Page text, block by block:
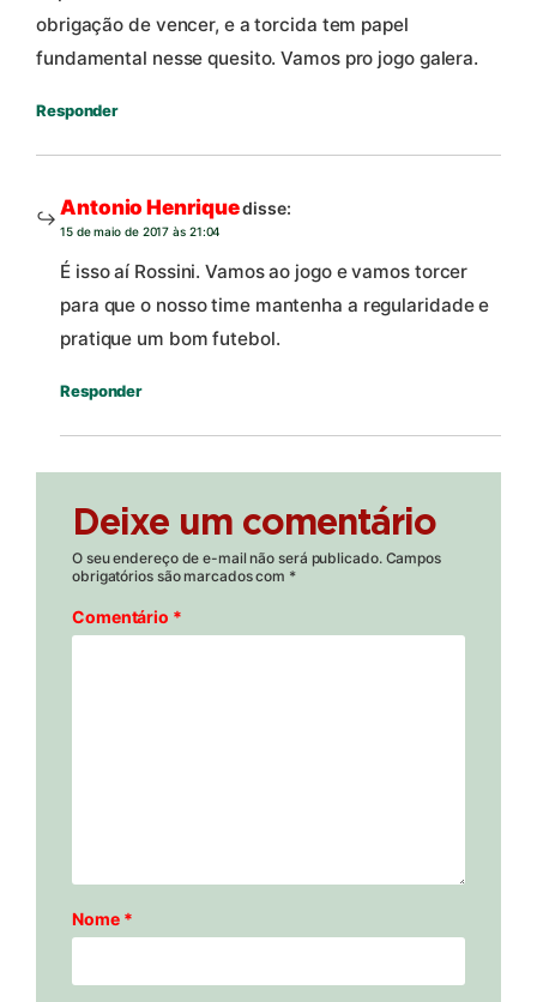
obrigação de vencer, e a torcida tem papel
fundamental nesse quesito. Vamos pro jogo galera.
Responder
Antonio Henriquedisse:
15 de maio de 2017 às 21:04
É isso aí Rossini. Vamos ao jogo e vamos torcer
para que o nosso time mantenha a regularidade e
pratique um bom futebol.
Responder
Deixe um comentário
O seu endereço de e-mail não será publicado. Campos
obrigatórios são marcados com *
Comentário *
Nome *